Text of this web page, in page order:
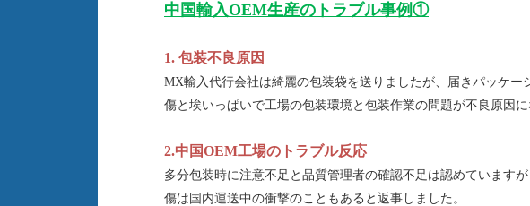
中国輸入OEM生産のトラブル事例①
1. 包装不良原因
MX輸入代行会社は綺麗の包装袋を送りましたが、届きパッケー
傷と埃いっぱいで工場の包装環境と包装作業の問題が不良原因に
2.中国OEM工場のトラブル反応
多分包装時に注意不足と品質管理者の確認不足は認めていますが
傷は国内運送中の衝撃のこともあると返事しました。